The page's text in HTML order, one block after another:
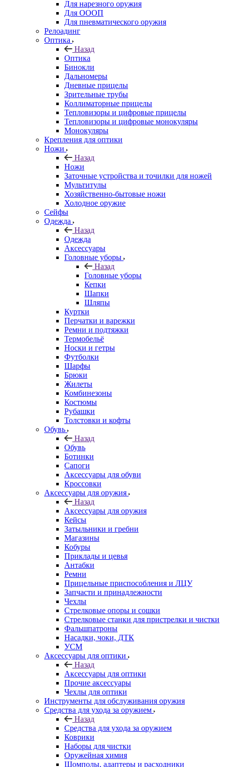
Для нарезного оружия
Для ОООП
Для пневматического оружия
Релоадинг
Оптика
Назад
Оптика
Бинокли
Дальномеры
Дневные прицелы
Зрительные трубы
Коллиматорные прицелы
Тепловизоры и цифровые прицелы
Тепловизоры и цифровые монокуляры
Монокуляры
Крепления для оптики
Ножи
Назад
Ножи
Заточные устройства и точилки для ножей
Мультитулы
Хозяйственно-бытовые ножи
Холодное оружие
Сейфы
Одежда
Назад
Одежда
Аксессуары
Головные уборы
Назад
Головные уборы
Кепки
Шапки
Шляпы
Куртки
Перчатки и варежки
Ремни и подтяжки
Термобельё
Носки и гетры
Футболки
Шарфы
Брюки
Жилеты
Комбинезоны
Костюмы
Рубашки
Толстовки и кофты
Обувь
Назад
Обувь
Ботинки
Сапоги
Аксессуары для обуви
Кроссовки
Аксессуары для оружия
Назад
Аксессуары для оружия
Кейсы
Затыльники и гребни
Магазины
Кобуры
Приклады и цевья
Антабки
Ремни
Прицельные приспособления и ЛЦУ
Запчасти и принадлежности
Чехлы
Стрелковые опоры и сошки
Стрелковые станки для пристрелки и чистки
Фальшпатроны
Насадки, чоки, ДТК
УСМ
Аксессуары для оптики
Назад
Аксессуары для оптики
Прочие аксессуары
Чехлы для оптики
Инструменты для обслуживания оружия
Средства для ухода за оружием
Назад
Средства для ухода за оружием
Коврики
Наборы для чистки
Оружейная химия
Шомполы, адаптеры и расходники